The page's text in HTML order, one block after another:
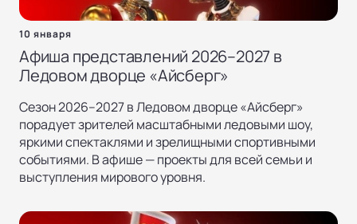
10 января
Афиша представлений 2026–2027 в
Ледовом дворце «Айсберг»
Сезон 2026–2027 в Ледовом дворце «Айсберг»
порадует зрителей масштабными ледовыми шоу,
яркими спектаклями и зрелищными спортивными
событиями. В афише — проекты для всей семьи и
выступления мирового уровня.